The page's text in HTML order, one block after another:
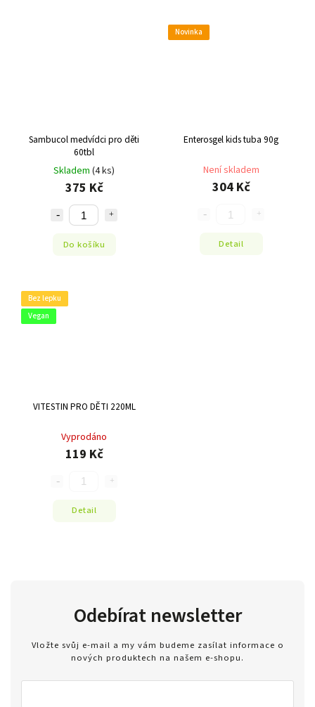
Sambucol medvídci pro děti
60tbl
Skladem (4 ks)
375 Kč
Do košíku
Novinka
Enterosgel kids tuba 90g
Není skladem
304 Kč
Detail
Bez lepku
Vegan
VITESTIN PRO DĚTI 220ML
Vyprodáno
119 Kč
Detail
Odebírat newsletter
Vložte svůj e-mail a my vám budeme zasílat informace o
nových produktech na našem e-shopu.